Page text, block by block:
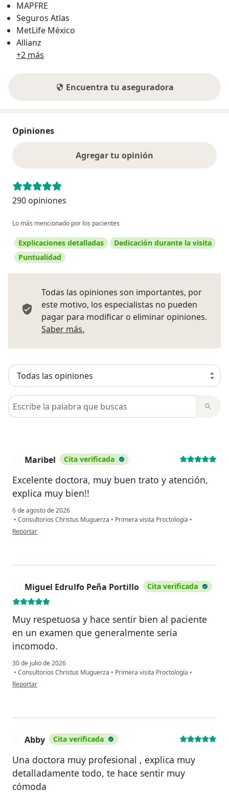
MAPFRE
Seguros Atlas
MetLife México
Allianz
+2 más
Encuentra tu aseguradora
Opiniones
Agregar tu opinión
290 opiniones
Lo más mencionado por los pacientes
Explicaciones detalladas
Dedicación durante la visita
Puntualidad
Todas las opiniones son importantes, por
este motivo, los especialistas no pueden
pagar para modificar o eliminar opiniones.
Saber más.
Busca en opiniones
Maribel Cita verificada
Excelente doctora, muy buen trato y atención,
explica muy bien!!
6 de agosto de 2026
• Consultorios Christus Muguerza • Primera visita Proctología •
en opinión del usuario Maribel
Reportar
Miguel Edrulfo Peña Portillo Cita verificada
Muy respetuosa y hace sentir bien al paciente
en un examen que generalmente seria
incomodo.
30 de julio de 2026
• Consultorios Christus Muguerza • Primera visita Proctología •
en opinión del usuario Miguel Edrulfo Peña Portillo
Reportar
Abby Cita verificada
Una doctora muy profesional , explica muy
detalladamente todo, te hace sentir muy
cómoda